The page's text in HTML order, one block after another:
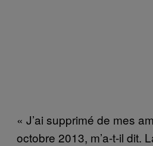
« J’ai supprimé de mes
octobre 2013, m’a-t-il dit.